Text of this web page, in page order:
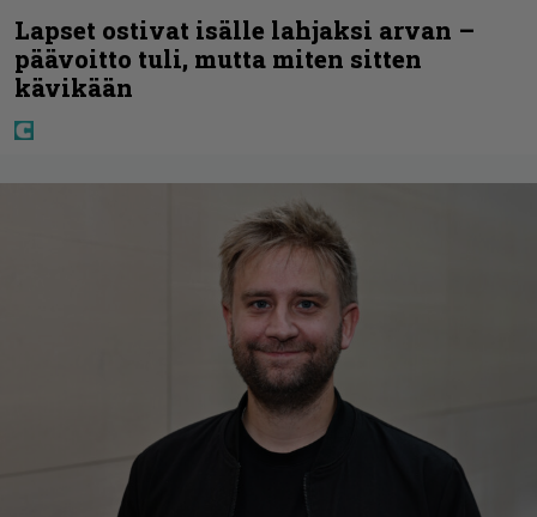
Lapset ostivat isälle lahjaksi arvan –
päävoitto tuli, mutta miten sitten
kävikään